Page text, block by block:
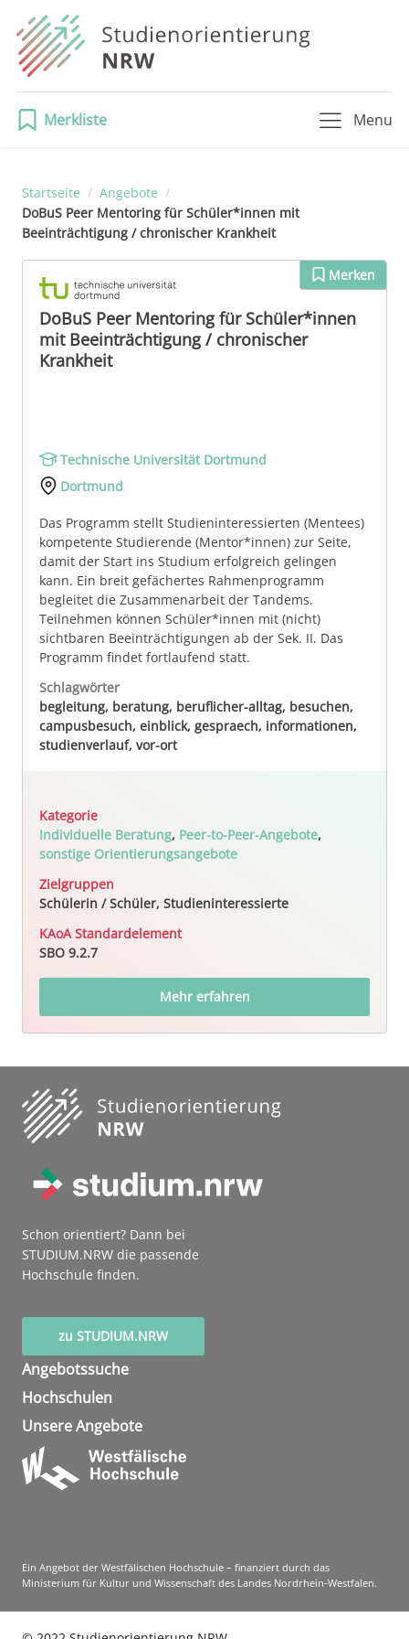
Merkliste Menu
Startseite / Angebote /
DoBuS Peer Mentoring für Schüler*innen mit
Beeinträchtigung / chronischer Krankheit
Merken
DoBuS Peer Mentoring für Schüler*innen
mit Beeinträchtigung / chronischer
Krankheit
Technische Universität Dortmund
Dortmund
Das Programm stellt Studieninteressierten (Mentees)
kompetente Studierende (Mentor*innen) zur Seite,
damit der Start ins Studium erfolgreich gelingen
kann. Ein breit gefächertes Rahmenprogramm
begleitet die Zusammenarbeit der Tandems.
Teilnehmen können Schüler*innen mit (nicht)
sichtbaren Beeinträchtigungen ab der Sek. II. Das
Programm findet fortlaufend statt.
Schlagwörter
begleitung, beratung, beruflicher-alltag, besuchen,
campusbesuch, einblick, gespraech, informationen,
studienverlauf, vor-ort
Kategorie
Individuelle Beratung, Peer-to-Peer-Angebote,
sonstige Orientierungsangebote
Zielgruppen
Schülerin / Schüler, Studieninteressierte
KAoA Standardelement
SBO 9.2.7
Mehr erfahren
Schon orientiert? Dann bei
STUDIUM.NRW die passende
Hochschule finden.
zu STUDIUM.NRW
Angebotssuche
Hochschulen
Unsere Angebote
Ein Angebot der Westfälischen Hochschule – finanziert durch das
Ministerium für Kultur und Wissenschaft des Landes Nordrhein-Westfalen.